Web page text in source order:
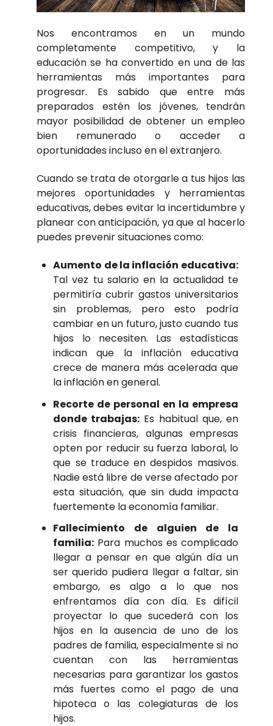
Nos encontramos en un mundo
completamente competitivo, y la
educación se ha convertido en una de las
herramientas más importantes para
progresar. Es sabido que entre más
preparados estén los jóvenes, tendrán
mayor posibilidad de obtener un empleo
bien remunerado o acceder a
oportunidades incluso en el extranjero.
Cuando se trata de otorgarle a tus hijos las
mejores oportunidades y herramientas
educativas, debes evitar la incertidumbre y
planear con anticipación, ya que al hacerlo
puedes prevenir situaciones como:
Aumento de la inflación educativa:
Tal vez tu salario en la actualidad te
permitiría cubrir gastos universitarios
sin problemas, pero esto podría
cambiar en un futuro, justo cuando tus
hijos lo necesiten. Las estadísticas
indican que la inflación educativa
crece de manera más acelerada que
la inflación en general.
Recorte de personal en la empresa
donde trabajas: Es habitual que, en
crisis financieras, algunas empresas
opten por reducir su fuerza laboral, lo
que se traduce en despidos masivos.
Nadie está libre de verse afectado por
esta situación, que sin duda impacta
fuertemente la economía familiar.
Fallecimiento de alguien de la
familia: Para muchos es complicado
llegar a pensar en que algún día un
ser querido pudiera llegar a faltar, sin
embargo, es algo a lo que nos
enfrentamos día con día. Es difícil
proyectar lo que sucederá con los
hijos en la ausencia de uno de los
padres de familia, especialmente si no
cuentan con las herramientas
necesarias para garantizar los gastos
más fuertes como el pago de una
hipoteca o las colegiaturas de los
hijos.